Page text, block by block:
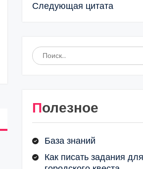
Следующая цитата
Найти:
Полезное
База знаний
Как писать задания для